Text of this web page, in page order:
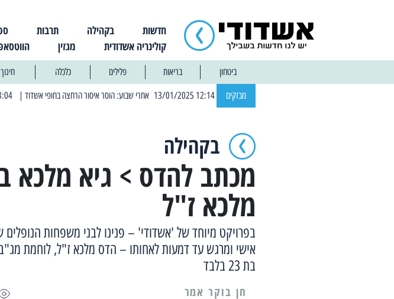
חדשות בקהילה תרבות
קולינריה אשדודית
מגזין
ביטחון בריאות פלילים כלכלה חינוך
מבזקים | 13:04 14/01/2025 עובדים בלילות: עבודות קרצוף וריבוד אספלט
בקהילה
מכתב להדס > גיא מלכא
מלכא ז"ל
בפרויקט מיוחד של 'אשדודי' – פנינו לבני משפחות
אישי ומרגש עד דמעות לאחותו – הדס מלכא ז"ל, לוחמת
בת 23 בלבד